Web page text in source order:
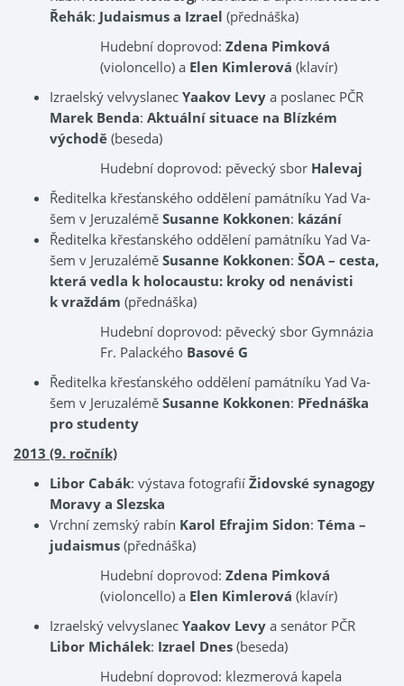
Řehák: Judaismus a Izrael (přednáška)
Hudební doprovod: Zdena Pimková
(violoncello) a Elen Kimlerová (klavír)
Izraelský velvyslanec Yaakov Levy a poslanec PČR
Marek Benda: Aktuální situace na Blízkém
východě (beseda)
Hudební doprovod: pěvecký sbor Halevaj
Ředitelka křesťanského oddělení památníku Yad Va-
šem v Jeruzalémě Susanne Kokkonen: kázání
Ředitelka křesťanského oddělení památníku Yad Va-
šem v Jeruzalémě Susanne Kokkonen: ŠOA – cesta,
která vedla k holocaustu: kroky od nenávisti
k vraždám (přednáška)
Hudební doprovod: pěvecký sbor Gymnázia
Fr. Palackého Basové G
Ředitelka křesťanského oddělení památníku Yad Va-
šem v Jeruzalémě Susanne Kokkonen: Přednáška
pro studenty
2013 (9. ročník)
Libor Cabák: výstava fotografií Židovské synagogy
Moravy a Slezska
Vrchní zemský rabín Karol Efrajim Sidon: Téma –
judaismus (přednáška)
Hudební doprovod: Zdena Pimková
(violoncello) a Elen Kimlerová (klavír)
Izraelský velvyslanec Yaakov Levy a senátor PČR
Libor Michálek: Izrael Dnes (beseda)
Hudební doprovod: klezmerová kapela